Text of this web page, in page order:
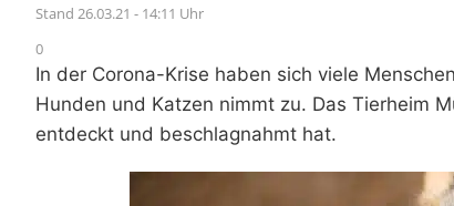
Stand 26.03.21 - 14:11 Uhr
0
In der Corona-Krise haben sich viele
Hunden und Katzen nimmt zu. Das Tierheim
entdeckt und beschlagnahmt hat.